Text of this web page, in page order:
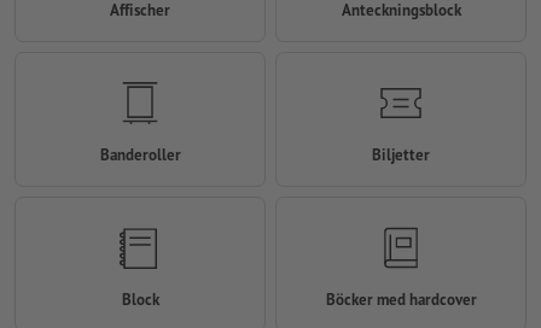
Affischer Anteckningsblock
Banderoller Biljetter
Block Böcker med hardcover